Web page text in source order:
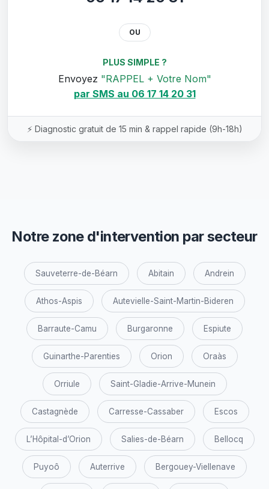
OU
PLUS SIMPLE ?
Envoyez "RAPPEL + Votre Nom"
par SMS au 06 17 14 20 31
⚡ Diagnostic gratuit de 15 min & rappel rapide (9h-18h)
Notre zone d'intervention par secteur
Sauveterre-de-Béarn Abitain Andrein
Athos-Aspis Autevielle-Saint-Martin-Bideren
Barraute-Camu Burgaronne Espiute
Guinarthe-Parenties Orion Oraàs
Orriule Saint-Gladie-Arrive-Munein
Castagnède Carresse-Cassaber Escos
L’Hôpital-d’Orion Salies-de-Béarn Bellocq
Puyoô Auterrive Bergouey-Viellenave